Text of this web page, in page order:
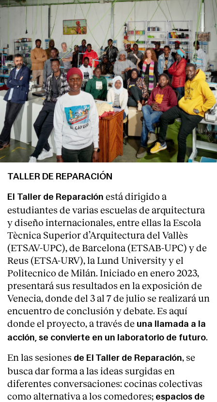
Servicios
TALLER DE REPARACIÓN
El Taller de Reparación está dirigido a
estudiantes de varias escuelas de arquitectura
y diseño internacionales, entre ellas la Escola
Tècnica Superior d’Arquitectura del Vallès
(ETSAV-UPC), de Barcelona (ETSAB-UPC) y de
Reus (ETSA-URV), la Lund University y el
Politecnico de Milán. Iniciado en enero 2023,
presentará sus resultados en la exposición de
Venecia, donde del 3 al 7 de julio se realizará un
encuentro de conclusión y debate. Es aquí
donde el proyecto, a través de una llamada a la
acción, se convierte en un laboratorio de futuro.
En las sesiones de El Taller de Reparación, se
busca dar forma a las ideas surgidas en
diferentes conversaciones: cocinas colectivas
como alternativa a los comedores; espacios de